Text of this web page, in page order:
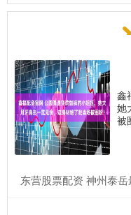
鑫
她
被
东营股票配资 神州泰